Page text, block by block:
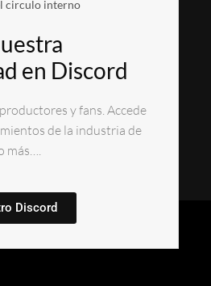
circulo interno
en Discord
y fans. Accede
de la industria de
más….
Discord